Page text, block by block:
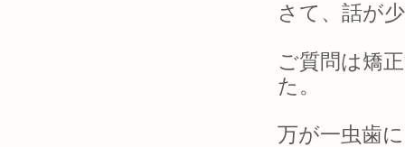
さて、話が
ご質問は矯
た。
万が一虫歯